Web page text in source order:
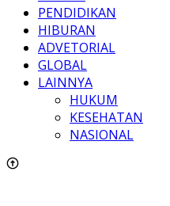
PENDIDIKAN
HIBURAN
ADVETORIAL
GLOBAL
LAINNYA
HUKUM
KESEHATAN
NASIONAL